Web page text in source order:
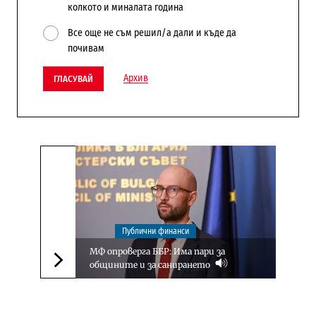
колкото и миналата година
Все още не съм решил/а дали и къде да
почивам
ГЛАСУВАЙ Архив
Следваща новина
Публични финанси
МФ опроверга ББР: Има пари за
общините и за санирането